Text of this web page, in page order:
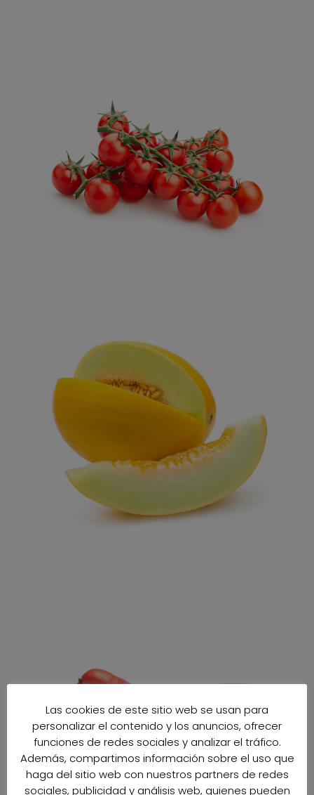
Las cookies de este sitio web se usan para
personalizar el contenido y los anuncios, ofrecer
funciones de redes sociales y analizar el tráfico.
Además, compartimos información sobre el uso que
haga del sitio web con nuestros partners de redes
sociales, publicidad y análisis web, quienes pueden